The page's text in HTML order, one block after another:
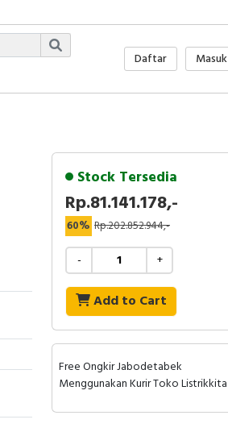
Daftar Masuk
Stock Tersedia
Rp.81.141.178,-
60% Rp.202.852.944,-
- +
Add to Cart
Free Ongkir Jabodetabek
Menggunakan Kurir Toko Listrikkita